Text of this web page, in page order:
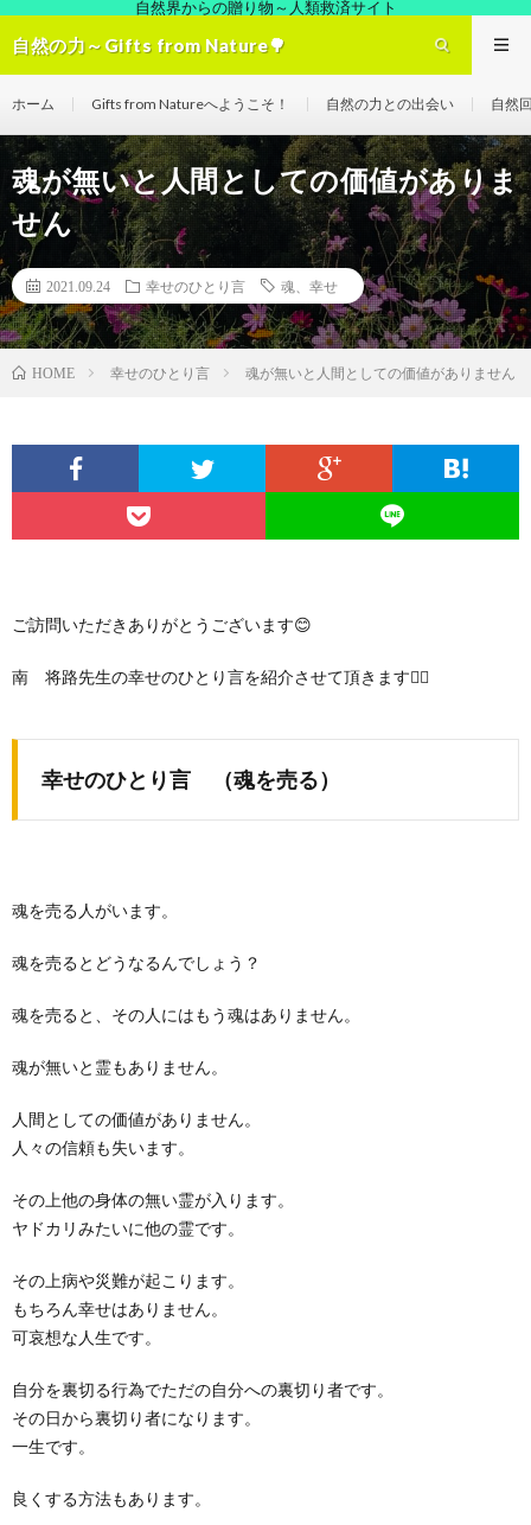
自然界からの贈り物～人類救済サイト
自然の力～Gifts from Nature🌳
ホーム Gifts from Natureへようこそ！ 自然の力との出会い 自然
魂が無いと人間としての価値がありま
せん
2021.09.24 幸せのひとり言 魂、幸せ
HOME 幸せのひとり言 魂が無いと人間としての価値がありません
ご訪問いただきありがとうございます😊
南 将路先生の幸せのひとり言を紹介させて頂きます🙇‍♀️
幸せのひとり言 （魂を売る）
魂を売る人がいます。
魂を売るとどうなるんでしょう？
魂を売ると、その人にはもう魂はありません。
魂が無いと霊もありません。
人間としての価値がありません。
人々の信頼も失います。
その上他の身体の無い霊が入ります。
ヤドカリみたいに他の霊です。
その上病や災難が起こります。
もちろん幸せはありません。
可哀想な人生です。
自分を裏切る行為でただの自分への裏切り者です。
その日から裏切り者になります。
一生です。
良くする方法もあります。